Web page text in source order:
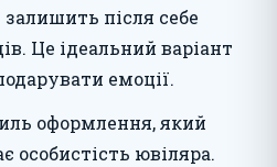
після себе
Це ідеальний варіант
емоції.
оформлення, який
особистість ювіляра.